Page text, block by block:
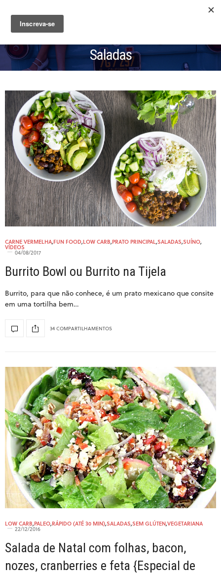
Saladas
CARNE VERMELHA,FUN FOOD,LOW CARB,PRATO PRINCIPAL,SALADAS,SUÍNO,
VÍDEOS
04/08/2017
Burrito Bowl ou Burrito na Tijela
Burrito, para que não conhece, é um prato mexicano que consite
em uma tortilha bem…
34 COMPARTILHAMENTOS
LOW CARB,PALEO,RÁPIDO (ATÉ 30 MIN),SALADAS,SEM GLÚTEN,VEGETARIANA
22/12/2016
Salada de Natal com folhas, bacon,
nozes, cranberries e feta {Especial de